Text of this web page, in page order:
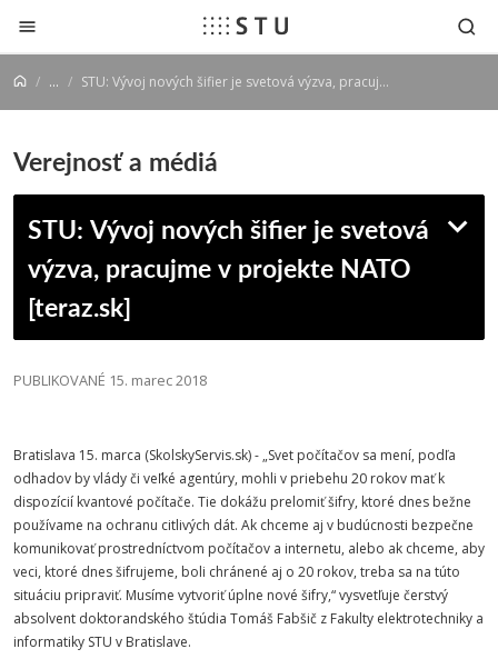
Prejsť na obsah
... STU: Vývoj nových šifier je svetová výzva, pracujme v projekte NATO [teraz.sk]
Verejnosť a médiá
STU: Vývoj nových šifier je svetová
výzva, pracujme v projekte NATO
[teraz.sk]
PUBLIKOVANÉ 15. marec 2018
Bratislava 15. marca (SkolskyServis.sk) - „Svet počítačov sa mení, podľa
odhadov by vlády či veľké agentúry, mohli v priebehu 20 rokov mať k
dispozícií kvantové počítače. Tie dokážu prelomiť šifry, ktoré dnes bežne
používame na ochranu citlivých dát. Ak chceme aj v budúcnosti bezpečne
komunikovať prostredníctvom počítačov a internetu, alebo ak chceme, aby
veci, ktoré dnes šifrujeme, boli chránené aj o 20 rokov, treba sa na túto
situáciu pripraviť. Musíme vytvoriť úplne nové šifry,“ vysvetľuje čerstvý
absolvent doktorandského štúdia Tomáš Fabšič z Fakulty elektrotechniky a
informatiky STU v Bratislave.